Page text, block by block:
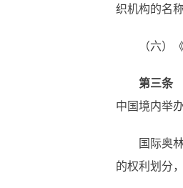
织机构的名
（六）
第三条
中国境内举
国际奥
的权利划分